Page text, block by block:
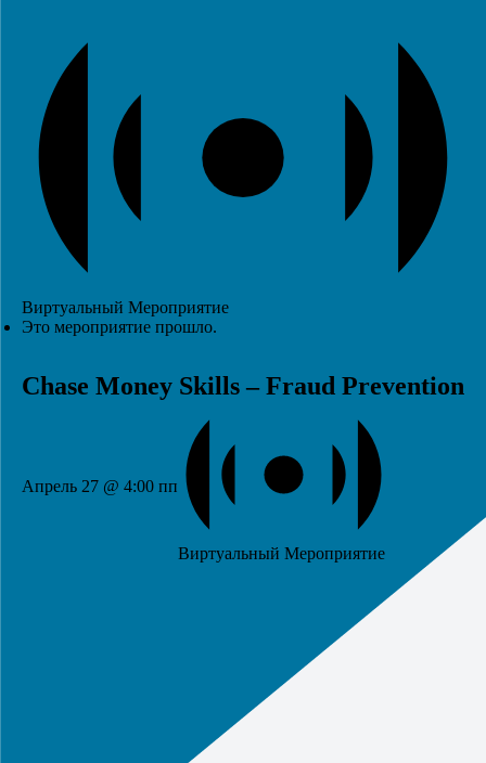
Виртуальный Мероприятие
Это мероприятие прошло.
Chase Money Skills – Fraud Prevention
Апрель 27 @ 4:00 пп
Виртуальный Мероприятие